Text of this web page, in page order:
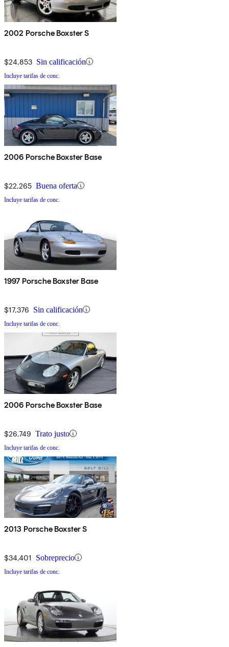
2002 Porsche Boxster S
$24,853 Sin calificación
Incluye tarifas de conc.
2006 Porsche Boxster Base
$22,265 Buena oferta
Incluye tarifas de conc.
1997 Porsche Boxster Base
$17,376 Sin calificación
Incluye tarifas de conc.
2006 Porsche Boxster Base
$26,749 Trato justo
Incluye tarifas de conc.
2013 Porsche Boxster S
$34,401 Sobreprecio
Incluye tarifas de conc.